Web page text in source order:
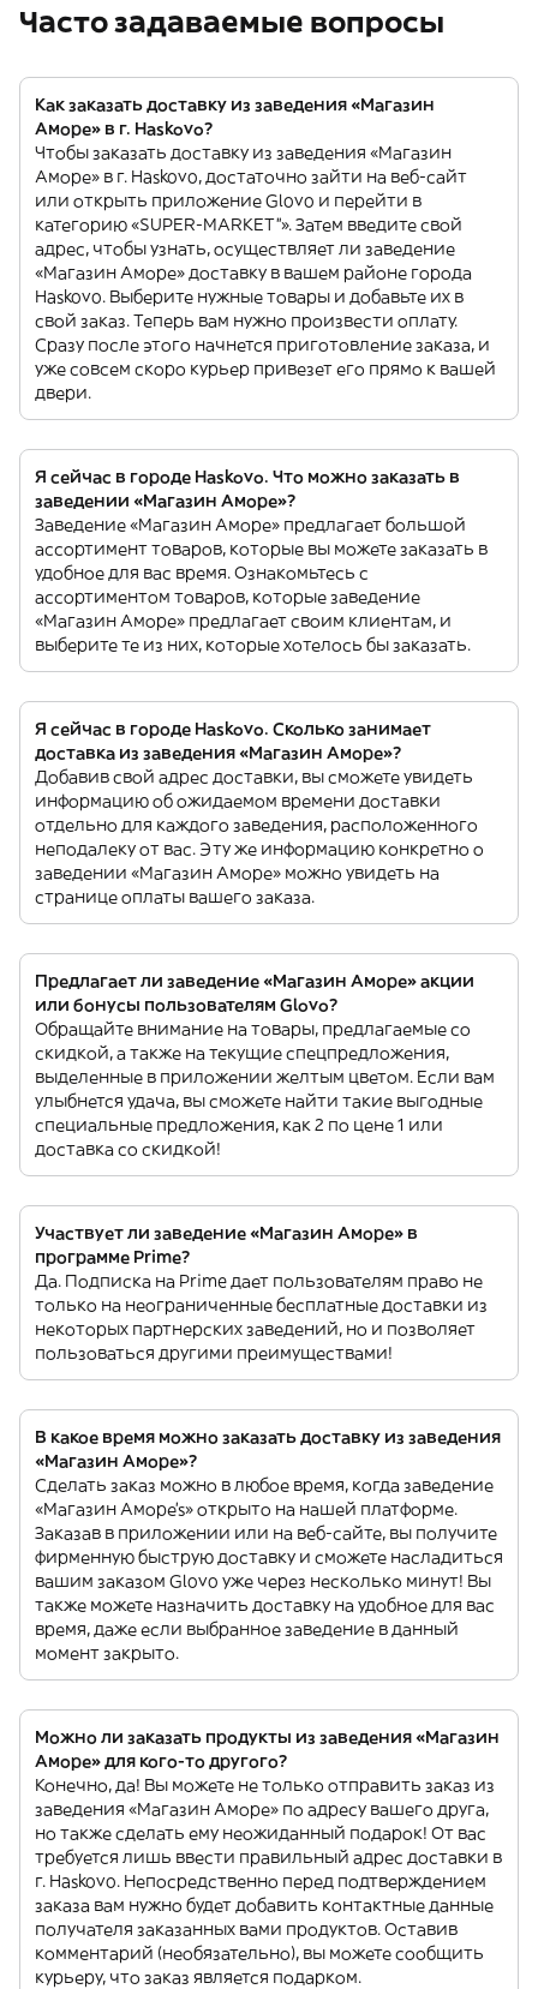
Часто задаваемые вопросы
Как заказать доставку из заведения «Магазин
Аморе» в г. Haskovo?
Чтобы заказать доставку из заведения «Магазин
Аморе» в г. Haskovo, достаточно зайти на веб-сайт
или открыть приложение Glovo и перейти в
категорию «SUPER-MARKET”». Затем введите свой
адрес, чтобы узнать, осуществляет ли заведение
«Магазин Аморе» доставку в вашем районе города
Haskovo. Выберите нужные товары и добавьте их в
свой заказ. Теперь вам нужно произвести оплату.
Сразу после этого начнется приготовление заказа, и
уже совсем скоро курьер привезет его прямо к вашей
двери.
Я сейчас в городе Haskovo. Что можно заказать в
заведении «Магазин Аморе»?
Заведение «Магазин Аморе» предлагает большой
ассортимент товаров, которые вы можете заказать в
удобное для вас время. Ознакомьтесь с
ассортиментом товаров, которые заведение
«Магазин Аморе» предлагает своим клиентам, и
выберите те из них, которые хотелось бы заказать.
Я сейчас в городе Haskovo. Сколько занимает
доставка из заведения «Магазин Аморе»?
Добавив свой адрес доставки, вы сможете увидеть
информацию об ожидаемом времени доставки
отдельно для каждого заведения, расположенного
неподалеку от вас. Эту же информацию конкретно о
заведении «Магазин Аморе» можно увидеть на
странице оплаты вашего заказа.
Предлагает ли заведение «Магазин Аморе» акции
или бонусы пользователям Glovo?
Обращайте внимание на товары, предлагаемые со
скидкой, а также на текущие спецпредложения,
выделенные в приложении желтым цветом. Если вам
улыбнется удача, вы сможете найти такие выгодные
специальные предложения, как 2 по цене 1 или
доставка со скидкой!
Участвует ли заведение «Магазин Аморе» в
программе Prime?
Да. Подписка на Prime дает пользователям право не
только на неограниченные бесплатные доставки из
некоторых партнерских заведений, но и позволяет
пользоваться другими преимуществами!
В какое время можно заказать доставку из заведения
«Магазин Аморе»?
Сделать заказ можно в любое время, когда заведение
«Магазин Аморе’s» открыто на нашей платформе.
Заказав в приложении или на веб-сайте, вы получите
фирменную быструю доставку и сможете насладиться
вашим заказом Glovo уже через несколько минут! Вы
также можете назначить доставку на удобное для вас
время, даже если выбранное заведение в данный
момент закрыто.
Можно ли заказать продукты из заведения «Магазин
Аморе» для кого-то другого?
Конечно, да! Вы можете не только отправить заказ из
заведения «Магазин Аморе» по адресу вашего друга,
но также сделать ему неожиданный подарок! От вас
требуется лишь ввести правильный адрес доставки в
г. Haskovo. Непосредственно перед подтверждением
заказа вам нужно будет добавить контактные данные
получателя заказанных вами продуктов. Оставив
комментарий (необязательно), вы можете сообщить
курьеру, что заказ является подарком.